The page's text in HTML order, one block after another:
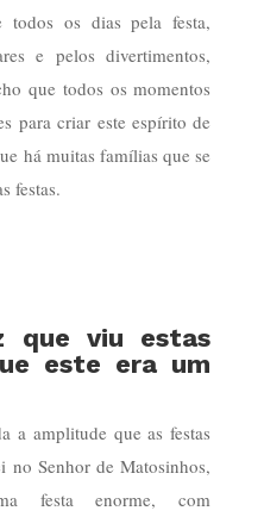
todos os dias pela festa,
e pelos divertimentos,
que todos os momentos
para criar este espírito de
há muitas famílias que se
festas.
que viu estas
este era um
a amplitude que as festas
no Senhor de Matosinhos,
festa enorme, com